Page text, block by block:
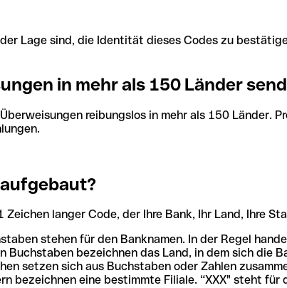
Lage sind, die Identität dieses Codes zu
in mehr als 150 Länder
reibungslos in mehr als 150 Länder.
Zeichen langer Code, der Ihre Bank, Ihr Land, Ihre
stehen für den Banknamen. In der Regel
Buchstaben bezeichnen das Land, in dem sich die
setzen sich aus Buchstaben oder Zahlen
bezeichnen eine bestimmte Filiale. “XXX" steht für